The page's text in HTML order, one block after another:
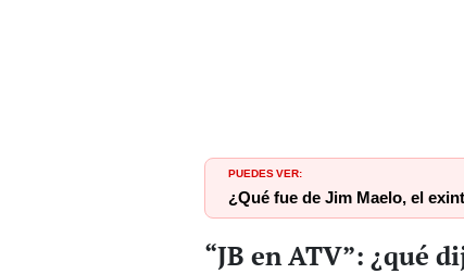
PUEDES VER:
¿Qué fue de Jim Maelo, el
“JB en ATV”: ¿qué